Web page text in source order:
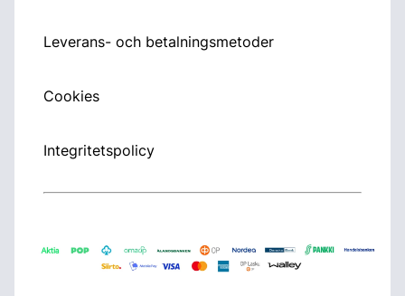
Leverans- och betalningsmetoder
Cookies
Integritetspolicy